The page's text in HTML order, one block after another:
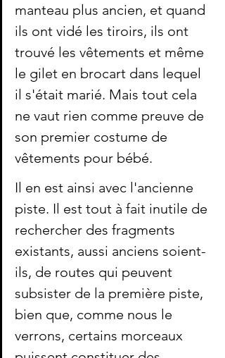
manteau plus ancien, et quand
ils ont vidé les tiroirs, ils ont
trouvé les vêtements et même
le gilet en brocart dans lequel
il s'était marié. Mais tout cela
ne vaut rien comme preuve de
son premier costume de
vêtements pour bébé.
Il en est ainsi avec l'ancienne
piste. Il est tout à fait inutile de
rechercher des fragments
existants, aussi anciens soient-
ils, de routes qui peuvent
subsister de la première piste,
bien que, comme nous le
verrons, certains morceaux